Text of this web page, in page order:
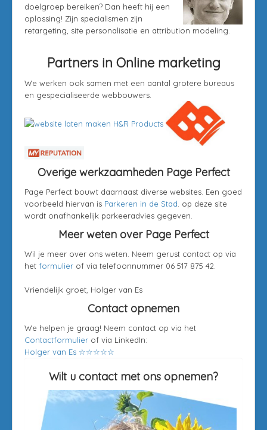
doelgroep bereiken? Dan heeft hij een
oplossing! Zijn specialismen zijn
retargeting, site personalisatie en attribution modeling.
Partners in Online marketing
We werken ook samen met een aantal grotere bureaus
en gespecialiseerde webbouwers.
Overige werkzaamheden Page Perfect
Page Perfect bouwt daarnaast diverse websites. Een goed
voorbeeld hiervan is Parkeren in de Stad . op deze site
wordt onafhankelijk parkeeradvies gegeven.
Meer weten over Page Perfect
Wil je meer over ons weten. Neem gerust contact op via
het formulier of via telefoonnummer 06 517 875 42.
Vriendelijk groet, Holger van Es
Contact opnemen
We helpen je graag! Neem contact op via het
Contactformulier of via LinkedIn:
Holger van Es ☆☆☆☆☆
Wilt u contact met ons opnemen?